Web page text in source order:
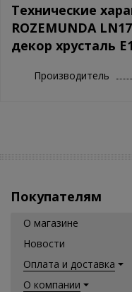
Технические
ROZEMUNDA
декор хрусталь
Производитель
Покупателям
О магазине
Новости
Оплата и доставка
О компании